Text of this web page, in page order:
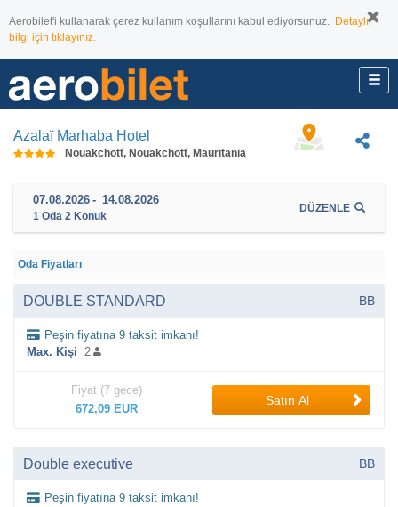
Aerobilet'i kullanarak çerez kullanım koşullarını kabul ediyorsunuz. Detaylı
bilgi için tıklayınız.
Azalaï Marhaba Hotel
Nouakchott, Nouakchott, Mauritania
07.08.2026 - 14.08.2026
1 Oda 2 Konuk
DÜZENLE
Oda Fiyatları
DOUBLE STANDARD BB
Peşin fiyatına 9 taksit imkanı!
Max. Kişi 2
Fiyat (7 gece)
672,09 EUR
Satın Al
Double executive BB
Peşin fiyatına 9 taksit imkanı!